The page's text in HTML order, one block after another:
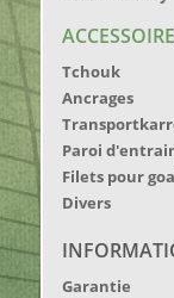
Tchouk
Ancrages
Paroi
Filets pour
Divers
Garantie